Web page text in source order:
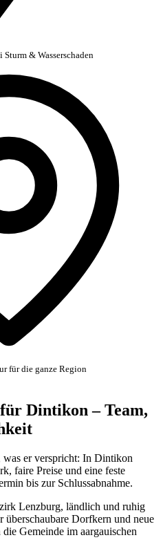
& Wasserschaden
für die ganze Region
Dintikon – Team,
er verspricht: In Dintikon
faire Preise und eine feste
bis zur Schlussabnahme.
Lenzburg, ländlich und ruhig
Dorfkern und neue
Gemeinde im aargauischen